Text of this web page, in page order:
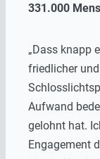
331.000
„Dass knapp
friedlicher
Aufwand
gelohnt hat.
Engagement